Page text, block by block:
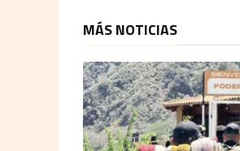
MÁS NOTICIAS